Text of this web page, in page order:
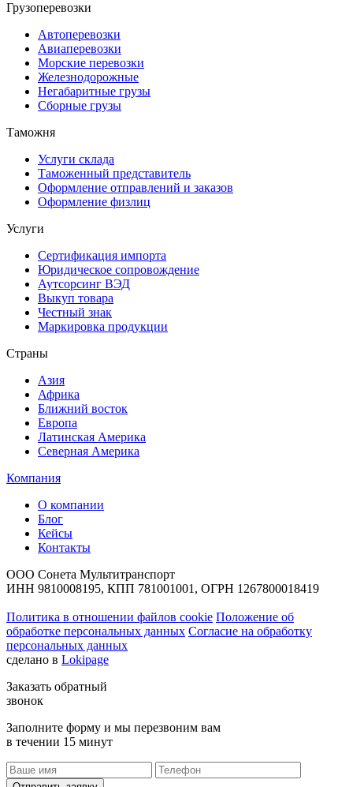
Грузоперевозки
Автоперевозки
Авиаперевозки
Морские перевозки
Железнодорожные
Негабаритные грузы
Сборные грузы
Таможня
Услуги склада
Таможенный представитель
Оформление отправлений и заказов
Оформление физлиц
Услуги
Сертификация импорта
Юридическое сопровождение
Аутсорсинг ВЭД
Выкуп товара
Честный знак
Маркировка продукции
Страны
Азия
Африка
Ближний восток
Европа
Латинская Америка
Северная Америка
Компания
О компании
Блог
Кейсы
Контакты
ООО Сонета Мультитранспорт
ИНН 9810008195, КПП 781001001, ОГРН 1267800018419
Политика в отношении файлов cookie Положение об
обработке персональных данных Согласие на обработку
персональных данных
сделано в Lokipage
Заказать обратный
звонок
Заполните форму и мы перезвоним вам
в течении 15 минут